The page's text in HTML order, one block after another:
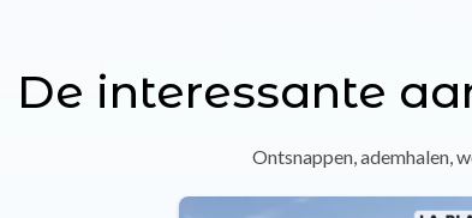
De interessante
Ontsnappen, ademhalen,